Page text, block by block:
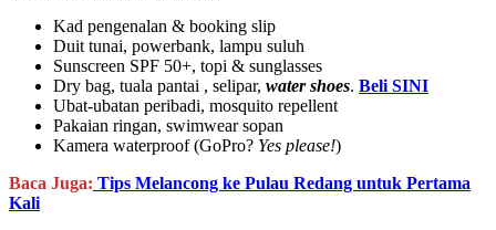
Kad pengenalan & booking slip
Duit tunai, powerbank, lampu suluh
Sunscreen SPF 50+, topi & sunglasses
Dry bag, tuala pantai , selipar, water shoes. Beli SINI
Ubat-ubatan peribadi, mosquito repellent
Pakaian ringan, swimwear sopan
Kamera waterproof (GoPro? Yes please!)
Baca Juga: Tips Melancong ke Pulau Redang untuk Pertama
Kali